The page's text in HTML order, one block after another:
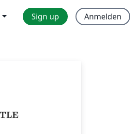
Sign up Anmelden